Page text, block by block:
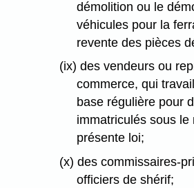
démolition ou le
véhicules pour la
revente des pièces
(ix) des vendeurs ou
commerce, qui
base régulière pour
immatriculés sous le
présente loi;
(x) des commissaires-
officiers de shérif;